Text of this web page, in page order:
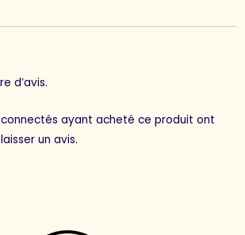
d’avis.
connectés ayant acheté ce produit ont
un avis.